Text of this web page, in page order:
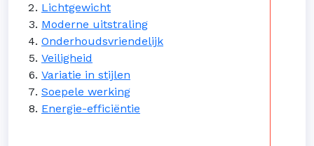
Lichtgewicht
Moderne uitstraling
Onderhoudsvriendelijk
Veiligheid
Variatie in stijlen
Soepele werking
Energie-efficiëntie